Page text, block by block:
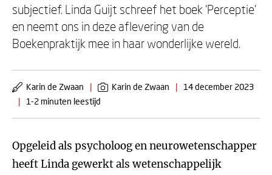
subjectief. Linda Guijt schreef het boek ‘Perceptie’
en neemt ons in deze aflevering van de
Boekenpraktijk mee in haar wonderlijke wereld.
Karin de Zwaan | Karin de Zwaan |
14 december 2023
|
1-2 minuten leestijd
Opgeleid als psycholoog en neurowetenschapper
heeft Linda gewerkt als wetenschappelijk